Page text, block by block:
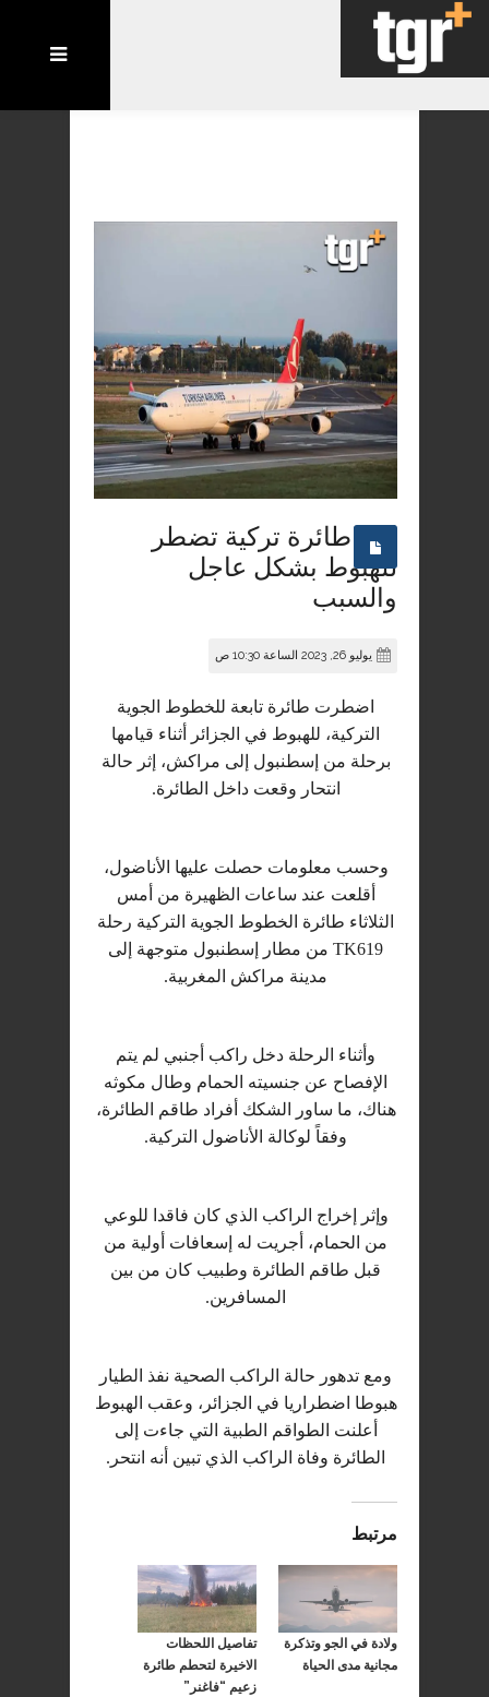
طائرة تركية تضطر
للهبوط بشكل عاجل
والسبب
يوليو 26, 2023 الساعة 10:30 ص
اضطرت طائرة تابعة للخطوط الجوية
التركية، للهبوط في الجزائر أثناء قيامها
برحلة من إسطنبول إلى مراكش، إثر حالة
انتحار وقعت داخل الطائرة.
وحسب معلومات حصلت عليها الأناضول،
أقلعت عند ساعات الظهيرة من أمس
الثلاثاء طائرة الخطوط الجوية التركية رحلة
TK619 من مطار إسطنبول متوجهة إلى
مدينة مراكش المغربية.
وأثناء الرحلة دخل راكب أجنبي لم يتم
الإفصاح عن جنسيته الحمام وطال مكوثه
هناك، ما ساور الشكك أفراد طاقم الطائرة،
وفقاً لوكالة الأناضول التركية.
وإثر إخراج الراكب الذي كان فاقدا للوعي
من الحمام، أجريت له إسعافات أولية من
قبل طاقم الطائرة وطبيب كان من بين
المسافرين.
ومع تدهور حالة الراكب الصحية نفذ الطيار
هبوطا اضطراريا في الجزائر، وعقب الهبوط
أعلنت الطواقم الطبية التي جاءت إلى
الطائرة وفاة الراكب الذي تبين أنه انتحر.
مرتبط
ولادة في الجو وتذكرة
مجانية مدى الحياة
تفاصيل اللحظات
الاخيرة لتحطم طائرة
زعيم “فاغنر”